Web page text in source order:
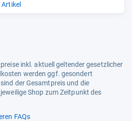
Artikel
inkl. aktuell geltender gesetzlicher
werden ggf. gesondert
der Gesamtpreis und die
Shop zum Zeitpunkt des
FAQs